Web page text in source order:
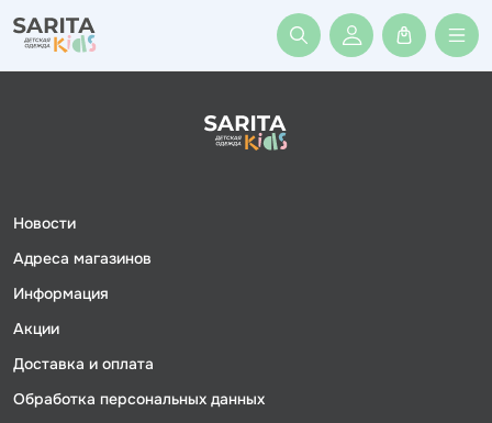
Войти или
Новости
Адреса магазинов
Информация
Акции
Доставка и оплата
Обработка персональных данных